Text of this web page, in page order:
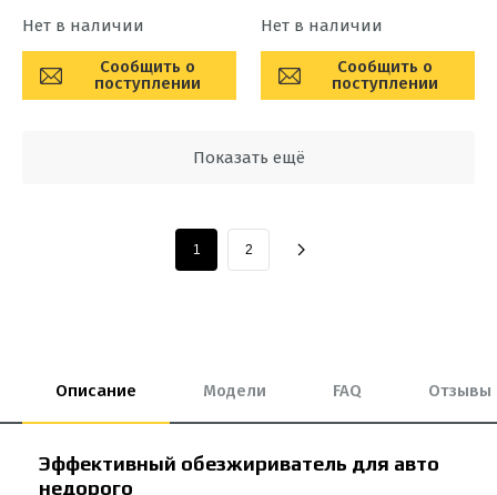
Нет в наличии
Сообщить о
поступлении
Нет в наличии
Сообщить о
поступлении
Показать ещё
1 2
Описание Модели FAQ Отзывы
Эффективный обезжириватель для авто
недорого